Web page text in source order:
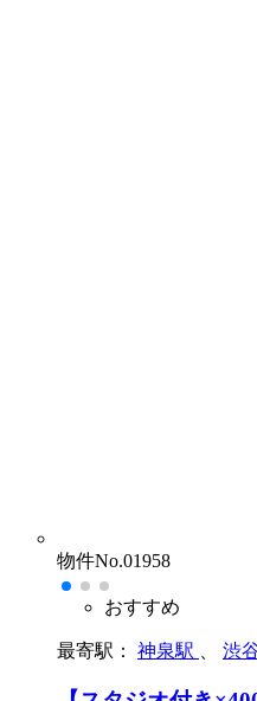
物件No.01958
おすすめ
最寄駅： 神泉駅 渋